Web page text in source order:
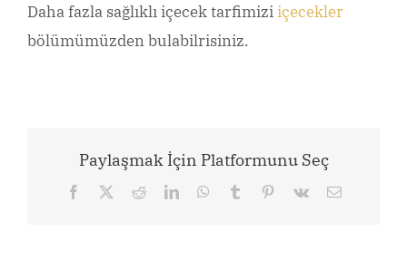
Daha fazla sağlıklı içecek tarfimiziiçecekler
bölümümüzden bulabilrisiniz.
Paylaşmak İçin Platformunu Seç
Facebook RedditLinkedInWhatsApp
Tumblr Pinterest
Vk Email